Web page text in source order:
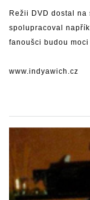
Režii DVD dostal na
spolupracoval
fanoušci budou
www.indyawich.cz